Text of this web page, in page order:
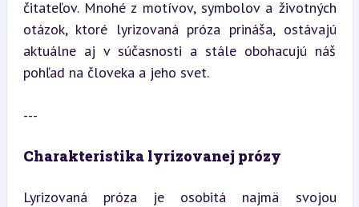
čitateľov. Mnohé z motívov, symbolov a životných
otázok, ktoré lyrizovaná próza prináša, ostávajú
aktuálne aj v súčasnosti a stále obohacujú náš
pohľad na človeka a jeho svet.
---
Charakteristika lyrizovanej prózy
Lyrizovaná próza je osobitá najmä svojou